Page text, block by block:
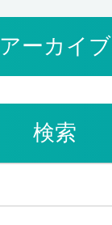
アーカイブ
検索